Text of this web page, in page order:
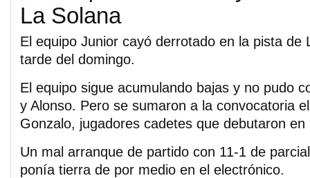
La Solana
El equipo Junior cayó derrotado en la pista de
tarde del domingo.
El equipo sigue acumulando bajas y no pudo
y Alonso. Pero se sumaron a la convocatoria
Gonzalo, jugadores cadetes que debutaron
Un mal arranque de partido con 11-1 de
ponía tierra de por medio en el electrónico.